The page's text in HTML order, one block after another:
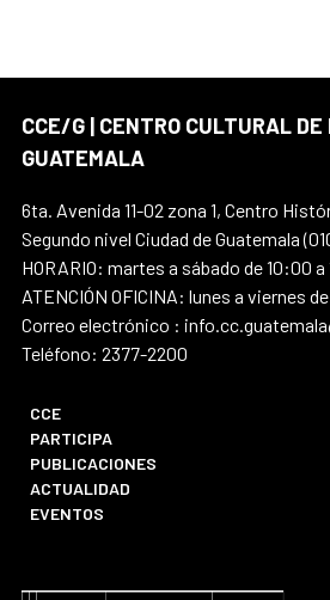
CCE/G | CENTRO CULTURAL
GUATEMALA
6ta. Avenida 11-02 zona 1, Centro
Segundo nivel Ciudad de Guatemala
HORARIO: martes a sábado de 10:00 a
ATENCIÓN OFICINA: lunes a viernes
Correo electrónico :
Teléfono: 2377-2200
CCE
PARTICIPA
PUBLICACIONES
ACTUALIDAD
EVENTOS